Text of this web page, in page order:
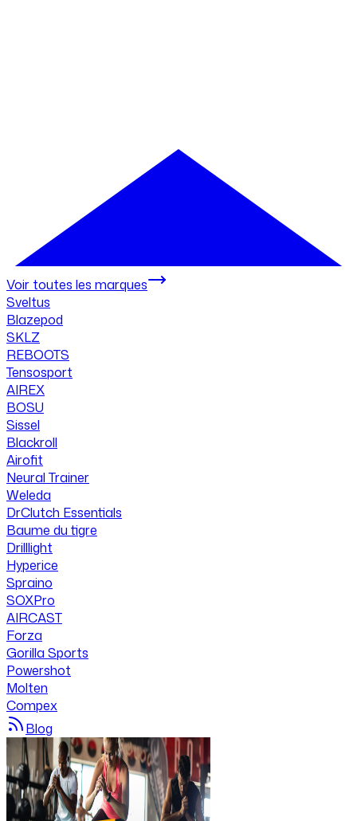
Voir toutes les marques
Sveltus
Blazepod
SKLZ
REBOOTS
Tensosport
AIREX
BOSU
Sissel
Blackroll
Airofit
Neural Trainer
Weleda
DrClutch Essentials
Baume du tigre
Drilllight
Hyperice
Spraino
SOXPro
AIRCAST
Forza
Gorilla Sports
Powershot
Molten
Compex
Blog